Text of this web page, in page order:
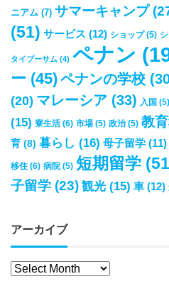
ニアム (7) サマーキャンプ
(51) サービス (12) ショップ(5)
タイプーサム (4) ペナン
ー (45)ペナンの学校
(20) マレーシア (33) 入国 (5)
(15) 寮生活 (6) 市場 (5) 政治(5) 教
育 (8) 暮らし (16) 母子留学 (11)
移住 (6) 病院 (5) 短期留学
子留学 (23) 観光 (15) 車 (12)
アーカイブ